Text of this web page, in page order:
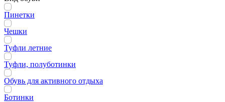
Пинетки
Чешки
Туфли летние
Туфли, полуботинки
Обувь для активного отдыха
Ботинки